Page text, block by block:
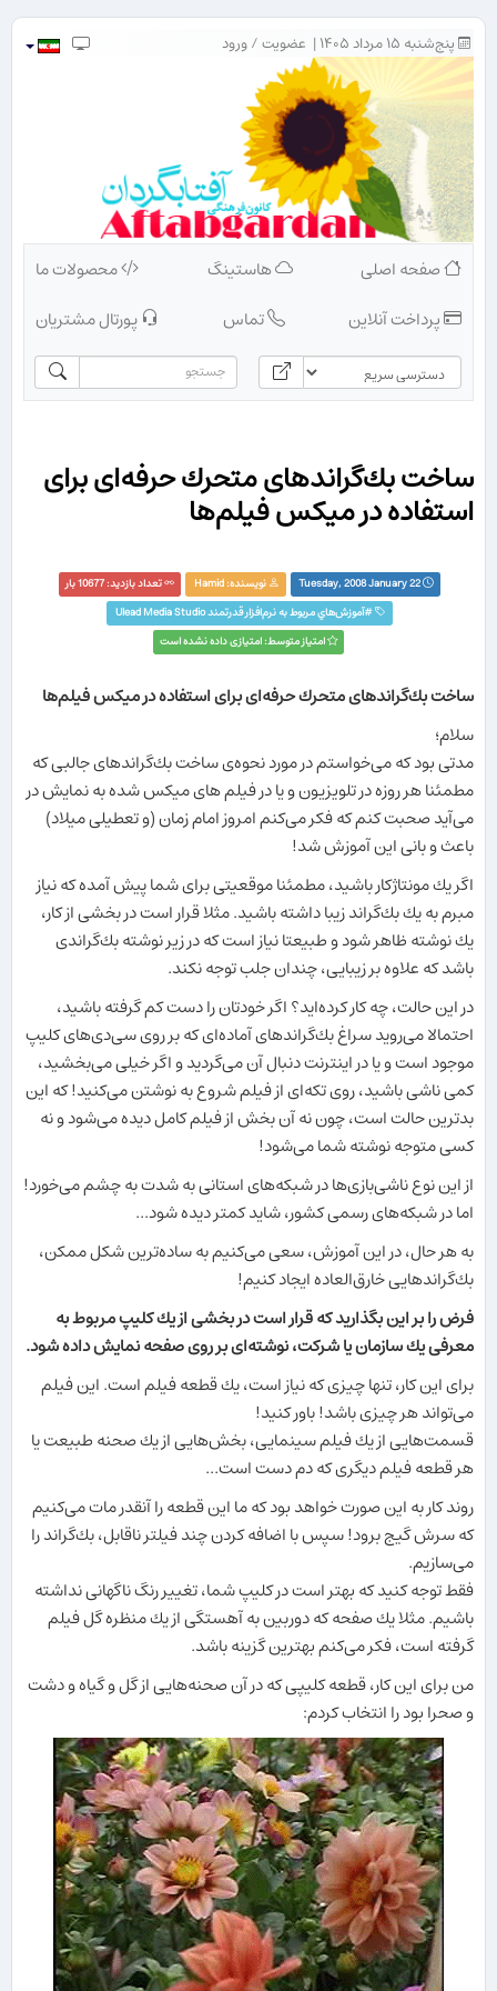
پنج‌شنبه ۱۵ مرداد ۱۴۰۵ | عضویت/ورود
صفحه اصلی هاستینگ
محصولات ما
پرداخت آنلاین
تماس پورتال مشتریان
ساخت بك‌گراندهای متحرك حرفه‌ای برای
استفاده در میكس فیلم‌ها
Tuesday, 2008 January 22 نویسنده:Hamid
تعداد بازدید: 10677 بار
#آموزش‌هاي مربوط به نرم‌افزار قدرتمند Ulead Media Studio‏
امتیاز متوسط: امتیازی داده نشده است
ساخت بك‌گراندهای متحرك حرفه‌ای برای استفاده در میكس فیلم‌ها
سلام؛
مدتی بود كه می‌خواستم در مورد نحوه‌ی ساخت بك‌گراندهای جالبی كه
مطمئنا هر روزه در تلویزیون و یا در فیلم های میكس شده به نمایش در
می‌آید صحبت كنم كه فكر می‌كنم امروز امام زمان (و تعطیلی میلاد)
باعث و بانی این آموزش شد!
اگر یك مونتاژكار باشید، مطمئنا موقعیتی برای شما پیش آمده كه نیاز
مبرم به یك بك‌گراند زیبا داشته باشید. مثلا قرار است در بخشی از كار،
یك نوشته ظاهر شود و طبیعتا نیاز است كه در زیر نوشته بك‌گراندی
باشد كه علاوه بر زیبایی، چندان جلب توجه نكند.
در این حالت، چه كار كرده‌اید؟ اگر خودتان را دست كم گرفته باشید،
احتمالا می‌روید سراغ بك‌گراندهای آماده‌ای كه بر روی سی‌دی‌های كلیپ
موجود است و یا در اینترنت دنبال آن می‌گردید و اگر خیلی می‌بخشید،
كمی ناشی باشید، روی تكه‌ای از فیلم شروع به نوشتن می‌كنید! كه این
بدترین حالت است، چون نه آن بخش از فیلم كامل دیده می‌شود و نه
كسی متوجه نوشته شما می‌شود!
از این نوع ناشی‌بازی‌ها در شبكه‌های استانی به شدت به چشم می‌خورد!
اما در شبكه‌های رسمی كشور، شاید كمتر دیده شود...
به هر حال، در این آموزش، سعی می‌كنیم به ساده‌ترین شكل ممكن،
بك‌گراندهایی خارق‌العاده ایجاد كنیم!
فرض را بر این بگذارید كه قرار است در بخشی از یك كلیپ مربوط به
معرفی یك سازمان یا شركت، نوشته‌ای بر روی صفحه نمایش داده شود.
برای این كار، تنها چیزی كه نیاز است، یك قطعه فیلم است. این فیلم
می‌تواند هر چیزی باشد! باور كنید!
قسمت‌هایی از یك فیلم سینمایی، بخش‌هایی از یك صحنه طبیعت یا
هر قطعه فیلم دیگری كه دم دست است...
روند كار به این صورت خواهد بود كه ما این قطعه را آنقدر مات می‌كنیم
كه سرش گیج برود! سپس با اضافه كردن چند فیلتر ناقابل، بك‌گراند را
می‌سازیم.
فقط توجه كنید كه بهتر است در كلیپ شما، تغییر رنگ ناگهانی نداشته
باشیم. مثلا یك صفحه كه دوربین به آهستگی از یك منظره گل فیلم
گرفته است، فكر می‌كنم بهترین گزینه باشد.
من برای این كار، قطعه كلیپی كه در آن صحنه‌هایی از گل و گیاه و دشت
و صحرا بود را انتخاب كردم: